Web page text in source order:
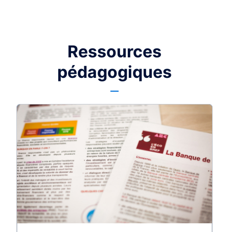
Ressources
pédagogiques